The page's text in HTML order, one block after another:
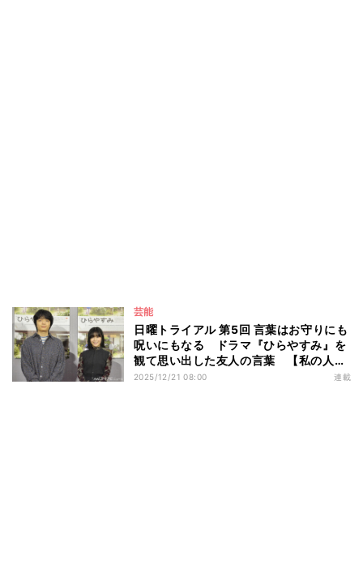
芸能
日曜トライアル 第5回 言葉はお守りにも
呪いにもなる ドラマ『ひらやすみ』を
観て思い出した友人の言葉 【私の人生
にはドラマが必要だ】
2025/12/21 08:00 連載